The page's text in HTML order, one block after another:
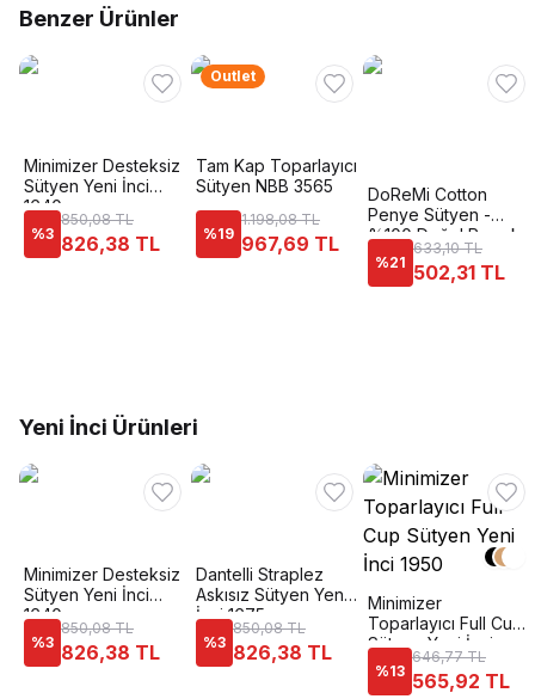
Benzer Ürünler
Minimizer Desteksiz
Sütyen Yeni İnci
1640
%3
850,08 TL
826,38 TL
Outlet
Tam Kap Toparlayıcı
Sütyen NBB 3565
%19
1.198,08 TL
967,69 TL
DoReMi Cotton
Penye Sütyen -
%100 Doğal Pamuk
%21
633,10 TL
502,31 TL
Yeni İnci Ürünleri
Minimizer Desteksiz
Sütyen Yeni İnci
1640
%3
850,08 TL
826,38 TL
Dantelli Straplez
Askısız Sütyen Yeni
İnci 1675
%3
850,08 TL
826,38 TL
Minimizer
Toparlayıcı Full Cup
Sütyen Yeni İnci
1950
%13
646,77 TL
565,92 TL